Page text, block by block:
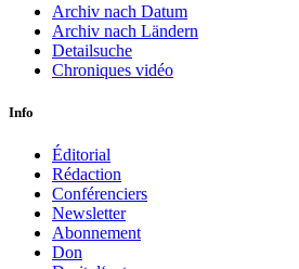
Archiv nach Datum
Archiv nach Ländern
Detailsuche
Chroniques vidéo
Info
Éditorial
Rédaction
Conférenciers
Newsletter
Abonnement
Don